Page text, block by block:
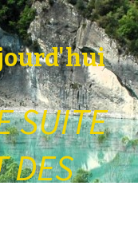
SUITE
DES